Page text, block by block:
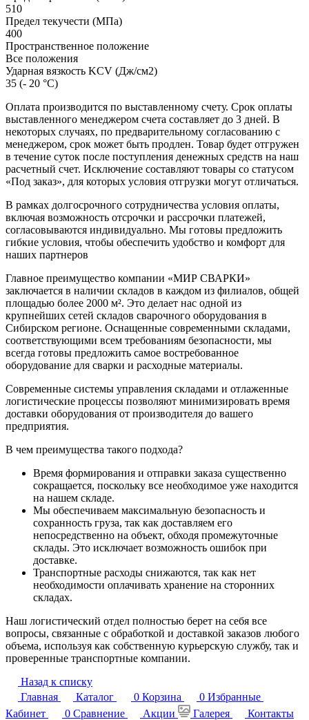
510
Предел текучести (МПа)
400
Пространственное положение
Все положения
Ударная вязкость KCV (Дж/см2)
35 (- 20 °С)
Оплата производится по выставленному счету. Срок оплаты
выставленного менеджером счета составляет до 3 дней. В
некоторых случаях, по предварительному согласованию с
менеджером, срок может быть продлен. Товар будет отгружен
в течение суток после поступления денежных средств на наш
расчетный счет. Исключение составляют товары со статусом
«Под заказ», для которых условия отгрузки могут отличаться.
В рамках долгосрочного сотрудничества условия оплаты,
включая возможность отсрочки и рассрочки платежей,
согласовываются индивидуально. Мы готовы предложить
гибкие условия, чтобы обеспечить удобство и комфорт для
наших партнеров
Главное преимущество компании «МИР СВАРКИ»
заключается в наличии складов в каждом из филиалов, общей
площадью более 2000 м². Это делает нас одной из
крупнейших сетей складов сварочного оборудования в
Сибирском регионе. Оснащенные современными складами,
соответствующими всем требованиям безопасности, мы
всегда готовы предложить самое востребованное
оборудование для сварки и расходные материалы.
Современные системы управления складами и отлаженные
логистические процессы позволяют минимизировать время
доставки оборудования от производителя до вашего
предприятия.
В чем преимущества такого подхода?
Время формирования и отправки заказа существенно
сокращается, поскольку все необходимое уже находится
на нашем складе.
Мы обеспечиваем максимальную безопасность и
сохранность груза, так как доставляем его
непосредственно на объект, обходя промежуточные
склады. Это исключает возможность ошибок при
доставке.
Транспортные расходы снижаются, так как нет
необходимости оплачивать хранение на сторонних
складах.
Наш логистический отдел полностью берет на себя все
вопросы, связанные с обработкой и доставкой заказов любого
объема, используя как собственную курьерскую службу, так и
проверенные транспортные компании.
Назад к списку
Главная
Каталог 0 Корзина 0 Избранные
Кабинет
0 Сравнение Акции Галерея
Контакты